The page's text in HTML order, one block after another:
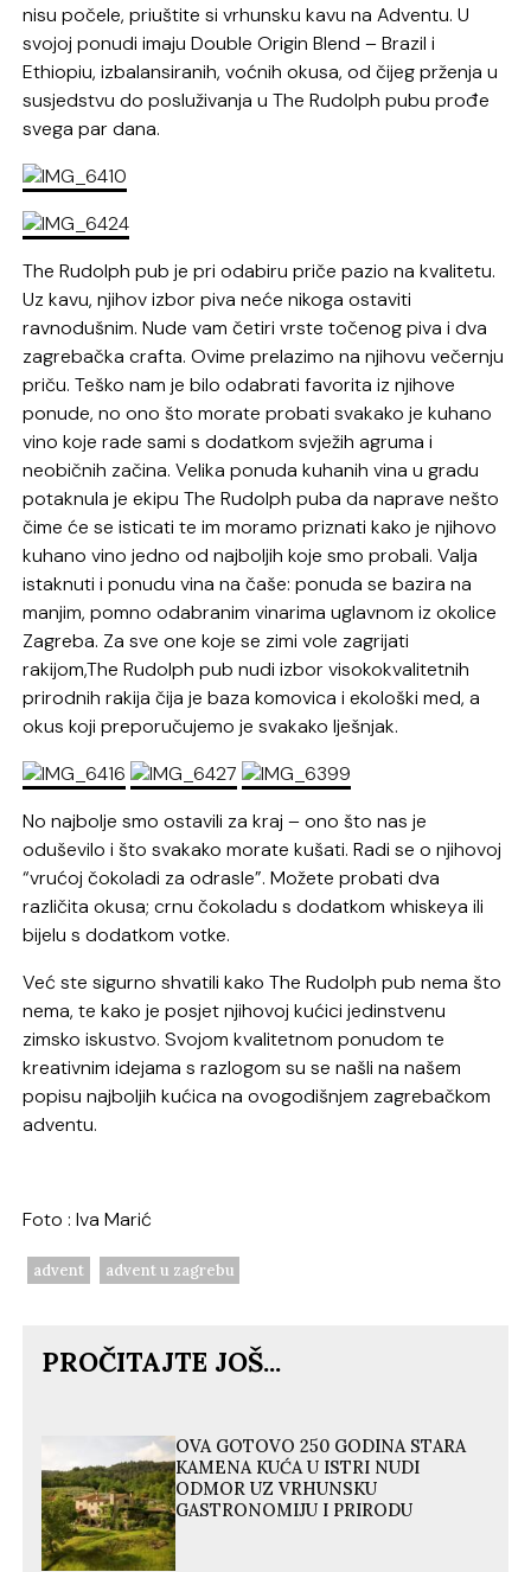
nisu počele, priuštite si vrhunsku kavu na Adventu. U
svojoj ponudi imaju Double Origin Blend – Brazil i
Ethiopiu, izbalansiranih, voćnih okusa, od čijeg prženja u
susjedstvu do posluživanja u The Rudolph pubu prođe
svega par dana.
The Rudolph pub je pri odabiru priče pazio na kvalitetu.
Uz kavu, njihov izbor piva neće nikoga ostaviti
ravnodušnim. Nude vam četiri vrste točenog piva i dva
zagrebačka crafta. Ovime prelazimo na njihovu večernju
priču. Teško nam je bilo odabrati favorita iz njihove
ponude, no ono što morate probati svakako je kuhano
vino koje rade sami s dodatkom svježih agruma i
neobičnih začina. Velika ponuda kuhanih vina u gradu
potaknula je ekipu The Rudolph puba da naprave nešto
čime će se isticati te im moramo priznati kako je njihovo
kuhano vino jedno od najboljih koje smo probali. Valja
istaknuti i ponudu vina na čaše: ponuda se bazira na
manjim, pomno odabranim vinarima uglavnom iz okolice
Zagreba. Za sve one koje se zimi vole zagrijati
rakijom,The Rudolph pub nudi izbor visokokvalitetnih
prirodnih rakija čija je baza komovica i ekološki med, a
okus koji preporučujemo je svakako lješnjak.
No najbolje smo ostavili za kraj – ono što nas je
oduševilo i što svakako morate kušati. Radi se o njihovoj
“vrućoj čokoladi za odrasle”. Možete probati dva
različita okusa; crnu čokoladu s dodatkom whiskeya ili
bijelu s dodatkom votke.
Već ste sigurno shvatili kako The Rudolph pub nema što
nema, te kako je posjet njihovoj kućici jedinstvenu
zimsko iskustvo. Svojom kvalitetnom ponudom te
kreativnim idejama s razlogom su se našli na našem
popisu najboljih kućica na ovogodišnjem zagrebačkom
adventu.
Foto : Iva Marić
advent advent u zagrebu
PROČITAJTE JOŠ...
OVA GOTOVO 250 GODINA STARA
KAMENA KUĆA U ISTRI NUDI
ODMOR UZ VRHUNSKU
GASTRONOMIJU I PRIRODU